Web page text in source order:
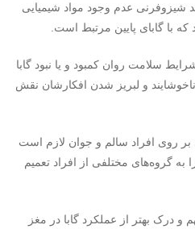
شیزوفرنی عدم وجود مواد شیمیایی
با گابای پایین مرتبط است.
سلامت روان کمبود و یا نبود گابا
و لبریز شدن افکارشان نقش
روی افراد سالم و جوان لازم است
به گروه‌های مختلفی از افراد تعمیم
درک بهتر از عملکرد گابا در مغز